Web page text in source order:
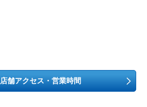
店舗アクセス・営業時間